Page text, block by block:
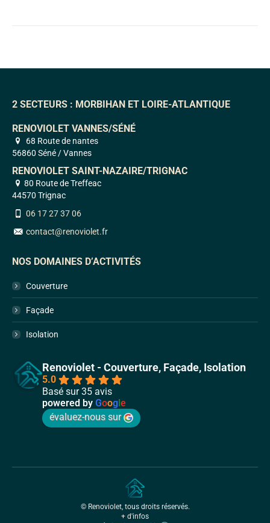
2 SECTEURS : MORBIHAN ET LOIRE-ATLANTIQUE
RENOVIOLET VANNES/SÉNÉ
68 Route de nantes
56860 Séné / Vannes
RENOVIOLET SAINT-NAZAIRE/TRIGNAC
80 Route de Treffeac
44570 Trignac
06 17 27 37 06
contact@renoviolet.fr
NOS DOMAINES D’ACTIVITÉS
Couverture
Façade
Isolation
Renoviolet - Couverture, Façade, Isolation
5.0
Basé sur 35 avis
powered by Google
évaluez-nous sur
© Renoviolet, tous droits réservés.
+ d'infos